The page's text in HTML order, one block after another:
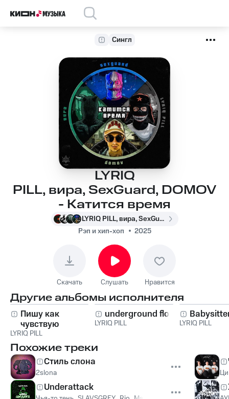
Сингл
LYRIQ
PILL, вира, SexGuard, DOMOV
- Катится время
LYRIQ PILL, вира, SexGuard, DOMOV
Рэп и хип-хоп
2025
Скачать Слушать Нравится
Другие альбомы исполнителя
Пишу как
чувствую
LYRIQ PILL
underground flow
LYRIQ PILL LYRIQ PILL
Похожие треки
Стиль слона
2slona
Underattack